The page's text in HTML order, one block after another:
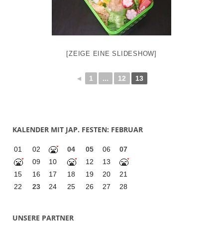
[ZEIGE EINE SLIDESHOW]
◄ 1 ... 12 13
KALENDER MIT JAP. FESTEN: FEBRUAR
01 02 04 05 06
07
09
10 12
13
15
16 17 18 19 20
21
22
23 24 25 26 27 28
UNSERE PARTNER